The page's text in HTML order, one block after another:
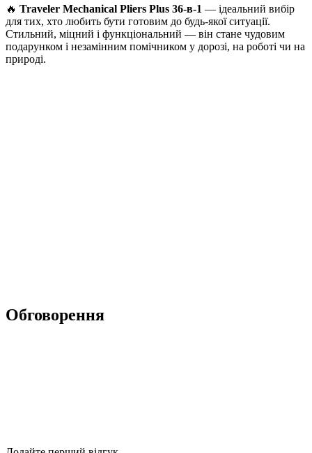
🔥 Traveler Mechanical Pliers Plus 36-в-1 — ідеальний вибір
для тих, хто любить бути готовим до будь-якої ситуації.
Стильний, міцний і функціональний — він стане чудовим
подарунком і незамінним помічником у дорозі, на роботі чи на
природі.
Обговорення